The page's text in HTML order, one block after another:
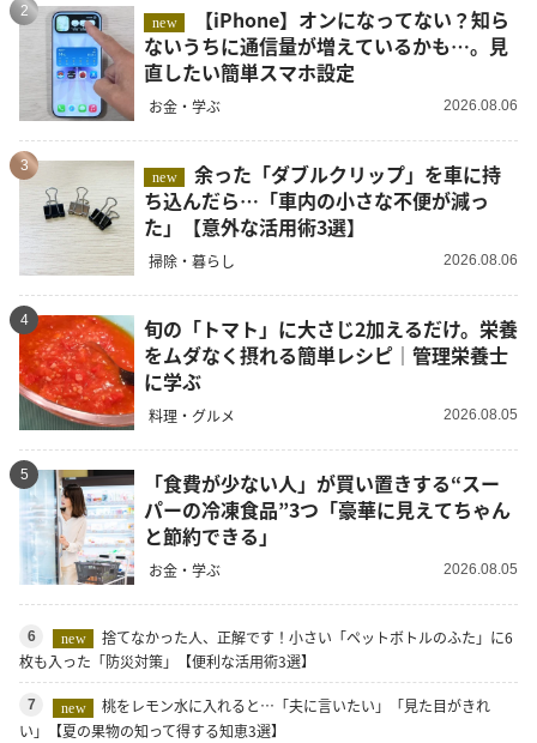
2
new
ないうちに通信量が増えているかも…。見
直したい簡単スマホ設定
お金・学ぶ 2026.08.06
3
new
余った「ダブルクリップ」を車に持
ち込んだら…「車内の小さな不便が減っ
た」【意外な活用術3選】
掃除・暮らし 2026.08.06
4
旬の「トマト」に大さじ2加えるだけ。栄養
をムダなく摂れる簡単レシピ｜管理栄養士
に学ぶ
料理・グルメ 2026.08.05
5
「食費が少ない人」が買い置きする“スー
パーの冷凍食品”3つ「豪華に見えてちゃん
と節約できる」
お金・学ぶ 2026.08.05
6 new
捨てなかった人、正解です！小さい「ペットボトルのふた」に6
枚も入った「防災対策」【便利な活用術3選】
7 new
桃をレモン水に入れると…「夫に言いたい」「見た目がきれ
い」【夏の果物の知って得する知恵3選】